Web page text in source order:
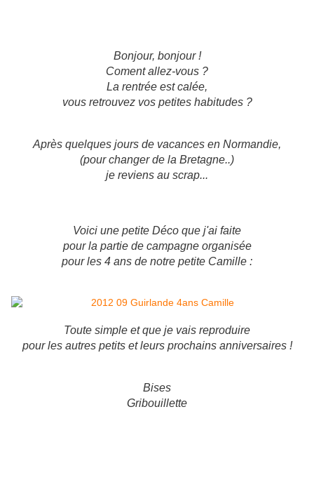
Bonjour, bonjour !
Coment allez-vous ?
La rentrée est calée,
vous retrouvez vos petites habitudes ?
Après quelques jours de vacances en Normandie,
(pour changer de la Bretagne..)
je reviens au scrap...
Voici une petite Déco que j'ai faite
pour la partie de campagne organisée
pour les 4 ans de notre petite Camille :
Toute simple et que je vais reproduire
pour les autres petits et leurs prochains anniversaires !
Bises
Gribouillette